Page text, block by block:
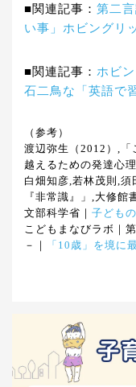
■関連記事： 第二
い事」ホビングリ
■関連記事： ホビ
石二鳥な「英語で
（参考）
渡辺弥生（2012）,「
越えるための発達心
白畑知彦,若林茂則,須
『非常識』」,大修館
文部科学省｜ 子ども
こどもまなびラボ｜
－｜
「10歳」を境に